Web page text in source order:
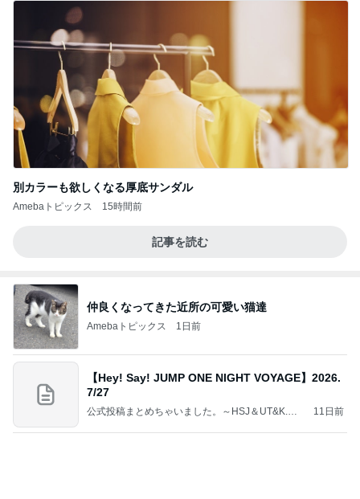
別カラーも欲しくなる厚底サンダル
Amebaトピックス 15時間前
記事を読む
仲良くなってきた近所の可愛い猫達
Amebaトピックス 1日前
【Hey! Say! JUMP ONE NIGHT VOYAGE】2026.
7/27
公式投稿まとめちゃいました。～HSJ＆UT&K.O.
11日前